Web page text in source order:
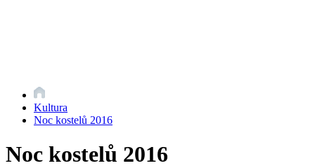
Kultura
Noc kostelů 2016
Noc kostelů 2016